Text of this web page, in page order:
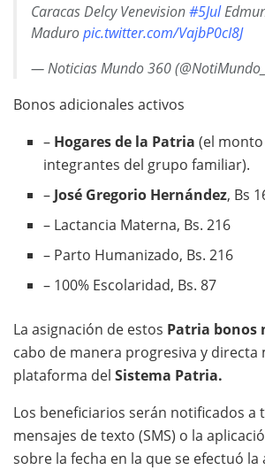
Caracas Delcy Venevision#5Jul
Maduropic.twitter.com/VajbP0cI8J
— Noticias Mundo 360
Bonos adicionales activos
– Hogares de la Patria (el
integrantes del grupo familiar).
– José Gregorio Hernández, Bs
– Lactancia Materna, Bs. 216
– Parto Humanizado, Bs. 216
– 100% Escolaridad, Bs. 87
La asignación de estos Patria bonos
cabo de manera progresiva y directa
plataforma del Sistema Patria.
Los beneficiarios serán notificados a
mensajes de texto (SMS) o la
sobre la fecha en la que se efectuó